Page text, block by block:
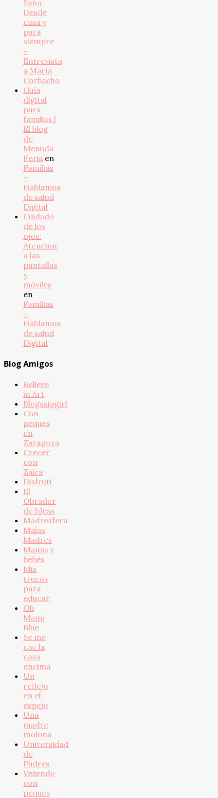
Sana.
Desde
casa y
para
siempre
–
Entrevista
a María
Corbacho
Guía
digital
para
familias |
El blog
de
Menuda
Feria en
Familias
–
Hablamos
de salud
Digital
Cuidado
de los
ojos:
Atención
a las
pantallas
y
móviles
en
Familias
–
Hablamos
de salud
Digital
Blog Amigos
Believe
in Art
Blogssipgirl
Con
peques
en
Zaragoza
Crecer
con
Zaira
Disfruti
El
Obrador
de Ideas
Madresfera
Malas
Madres
Mamis y
bebés
Mis
trucos
para
educar
Oh
Mami
Blue
Se me
cae la
casa
encima
Un
reflejo
en el
espejo
Una
madre
molona
Universidad
de
Padres
Viviendo
con
peques